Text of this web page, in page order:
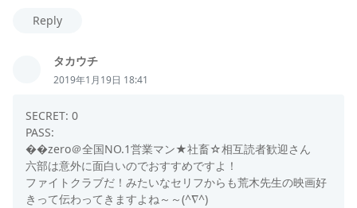
Reply
タカウチ
2019年1月19日 18:41
SECRET: 0
PASS:
��zero＠全国NO.1営業マン★社畜☆相互読者歓迎さん
六部は意外に面白いのでおすすめですよ！
ファイトクラブだ！みたいなセリフからも荒木先生の映画好
きって伝わってきますよね～～(^∇^)